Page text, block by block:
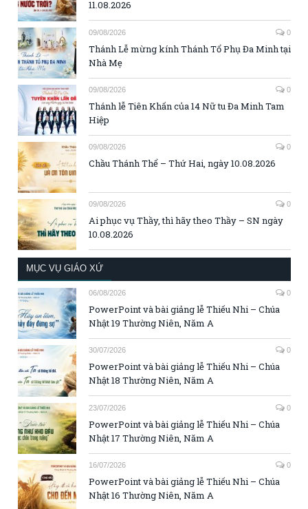
11.08.2026
09/08/2026 0
Thánh Lễ mừng kính Thánh Tổ Phụ Đa Minh tại
Nhà Mẹ
09/08/2026 0
Thánh lễ Tiên Khấn của 14 Nữ tu Đa Minh Tam
Hiệp
09/08/2026 0
Chầu Thánh Thể – Thứ Hai, ngày 10.08.2026
09/08/2026 0
Ai phục vụ Thầy, thì hãy theo Thầy – SN ngày
10.08.2026
MỤC VỤ GIÁO XỨ
06/08/2026 0
PowerPoint và bài giảng lễ Thiếu Nhi – Chúa
Nhật 19 Thường Niên, Năm A
30/07/2026 0
PowerPoint và bài giảng lễ Thiếu Nhi – Chúa
Nhật 18 Thường Niên, Năm A
23/07/2026 0
PowerPoint và bài giảng lễ Thiếu Nhi – Chúa
Nhật 17 Thường Niên, Năm A
16/07/2026 0
PowerPoint và bài giảng lễ Thiếu Nhi – Chúa
Nhật 16 Thường Niên, Năm A